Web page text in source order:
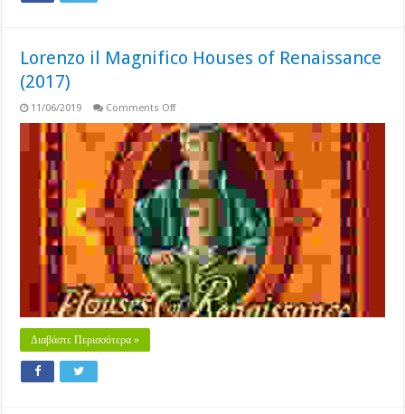
Lorenzo il Magnifico Houses of Renaissance
(2017)
11/06/2019 Comments Offon
il
Magnifico
Houses
of
Renaissance
(2017)
Διαβάστε Περισσότερα »